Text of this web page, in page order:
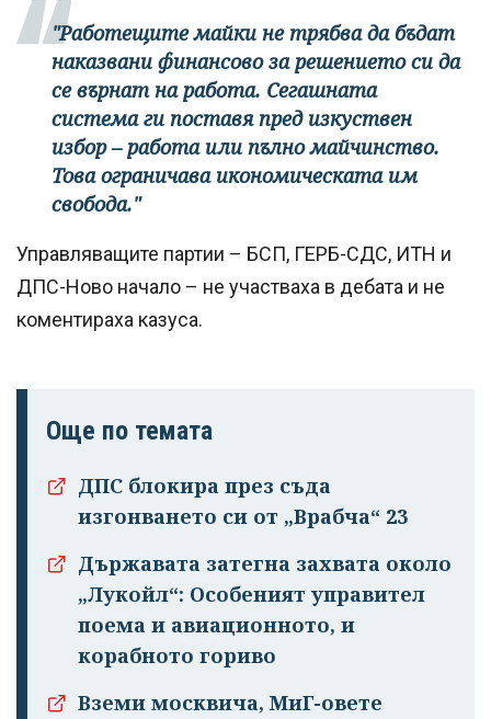
"Работещите майки не трябва да бъдат
наказвани финансово за решението си да
се върнат на работа. Сегашната
система ги поставя пред изкуствен
избор – работа или пълно майчинство.
Това ограничава икономическата им
свобода."
Управляващите партии – БСП, ГЕРБ-СДС, ИТН и
ДПС-Ново начало – не участваха в дебата и не
коментираха казуса.
Още по темата
ДПС блокира през съда
изгонването си от „Врабча“ 23
Държавата затегна захвата около
„Лукойл“: Особеният управител
поема и авиационното, и
корабното гориво
Вземи москвича, МиГ-овете